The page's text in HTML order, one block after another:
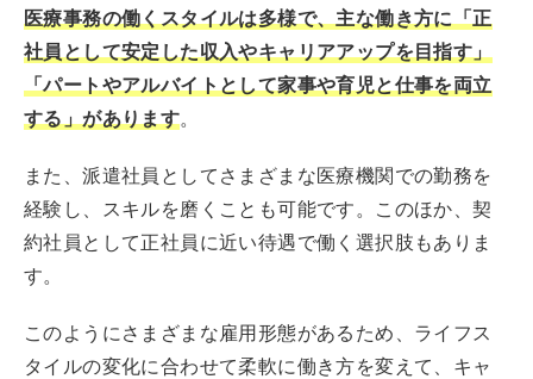
医療事務の働くスタイルは多様で、主な働き方に「正
社員として安定した収入やキャリアアップを目指す」
「パートやアルバイトとして家事や育児と仕事を両立
する」があります。
また、派遣社員としてさまざまな医療機関での勤務を
経験し、スキルを磨くことも可能です。このほか、契
約社員として正社員に近い待遇で働く選択肢もありま
す。
このようにさまざまな雇用形態があるため、ライフス
タイルの変化に合わせて柔軟に働き方を変えて、キャ